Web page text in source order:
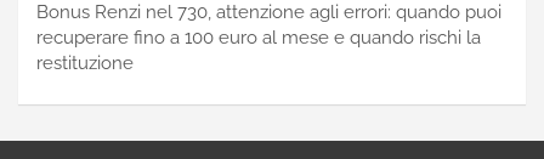
Bonus Renzi nel 730, attenzione agli errori: quando puoi
recuperare fino a 100 euro al mese e quando rischi la
restituzione